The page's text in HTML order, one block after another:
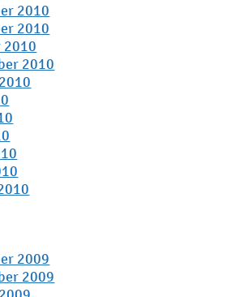
2010
2010
2010
2010
2009
2009